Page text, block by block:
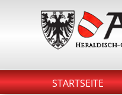
STARTSEITE